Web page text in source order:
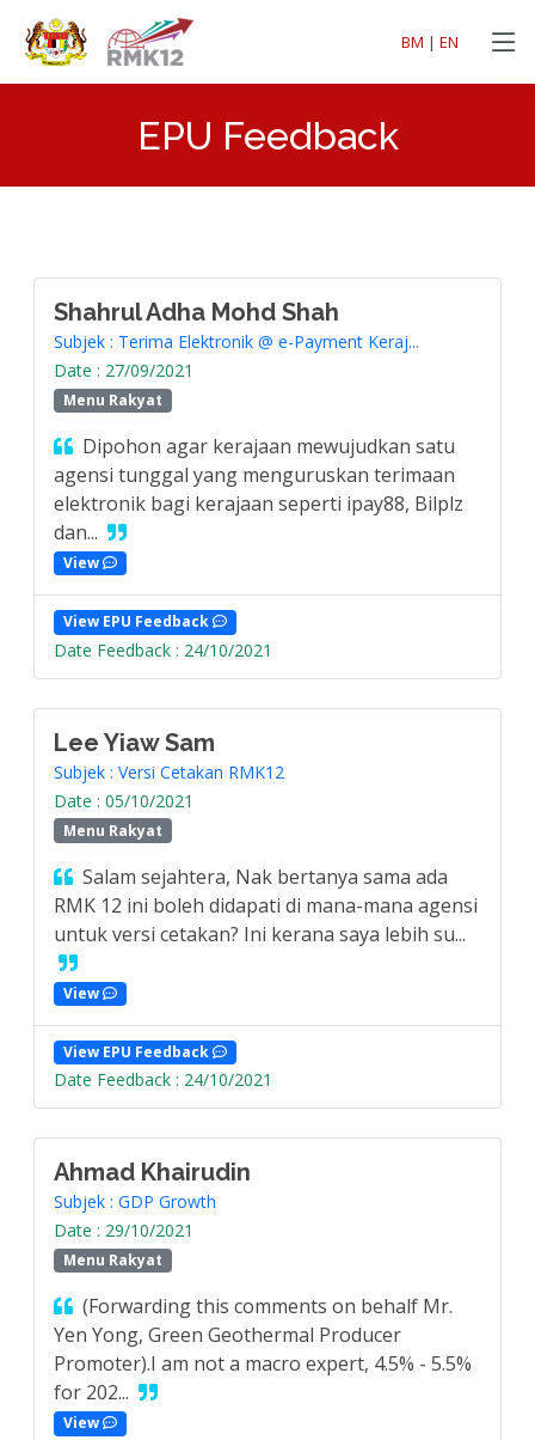
BM | EN
EPU Feedback
Shahrul Adha Mohd Shah
Subjek : Terima Elektronik @ e-Payment Keraj...
Date : 27/09/2021
Menu Rakyat
Dipohon agar kerajaan mewujudkan satu
agensi tunggal yang menguruskan terimaan
elektronik bagi kerajaan seperti ipay88, Bilplz
dan...
View
View EPU Feedback
Date Feedback : 24/10/2021
Lee Yiaw Sam
Subjek : Versi Cetakan RMK12
Date : 05/10/2021
Menu Rakyat
Salam sejahtera, Nak bertanya sama ada
RMK 12 ini boleh didapati di mana-mana agensi
untuk versi cetakan? Ini kerana saya lebih su...
View
View EPU Feedback
Date Feedback : 24/10/2021
Ahmad Khairudin
Subjek : GDP Growth
Date : 29/10/2021
Menu Rakyat
(Forwarding this comments on behalf Mr.
Yen Yong, Green Geothermal Producer
Promoter).I am not a macro expert, 4.5% - 5.5%
for 202...
View